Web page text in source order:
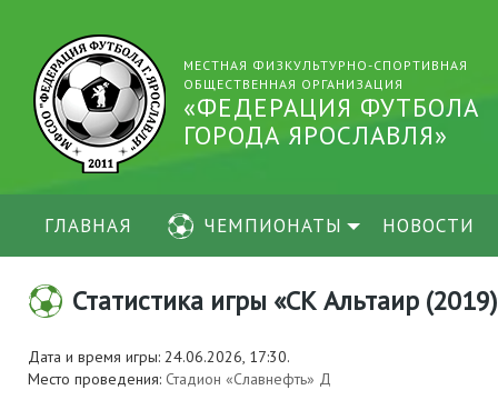
МЕСТНАЯ ФИЗКУЛЬТУРНО-СПОРТИВНАЯ
ОБЩЕСТВЕННАЯ ОРГАНИЗАЦИЯ
«ФЕДЕРАЦИЯ ФУТБОЛА
ГОРОДА ЯРОСЛАВЛЯ»
ГЛАВНАЯ ЧЕМПИОНАТЫ НОВОСТИ
Статистика игры «СК Альтаир
Дата и время игры: 24.06.2026, 17:30.
Место проведения: Стадион «Славнефть» Д